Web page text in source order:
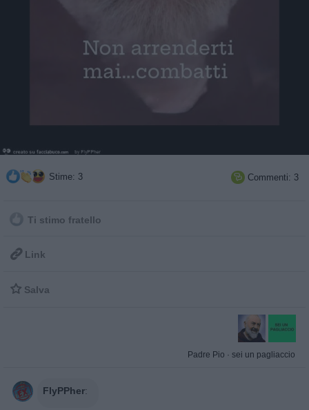
Stime: 3  Commenti: 3
Ti stimo fratello
 Link
 Salva
Padre Pio · sei un pagliaccio
FlyPPher: